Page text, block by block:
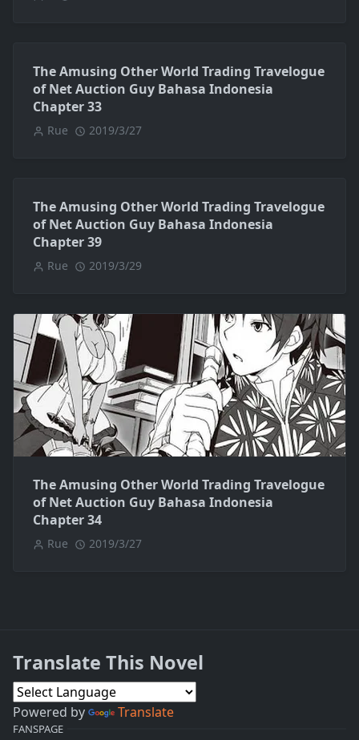
The Amusing Other World Trading Travelogue
of Net Auction Guy Bahasa Indonesia
Chapter 33
Rue 2019/3/27
The Amusing Other World Trading Travelogue
of Net Auction Guy Bahasa Indonesia
Chapter 39
Rue 2019/3/29
The Amusing Other World Trading Travelogue
of Net Auction Guy Bahasa Indonesia
Chapter 34
Rue 2019/3/27
Translate This Novel
Powered by Translate
FANSPAGE